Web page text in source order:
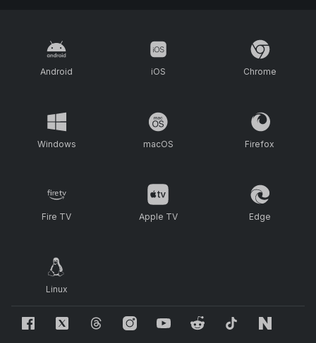
Android iOS Chrome
Windows macOS Firefox
Fire TV Apple TV Edge
Linux